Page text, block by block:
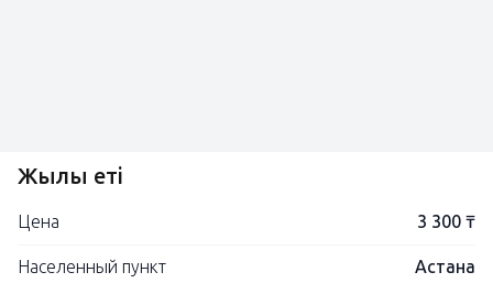
Жылқы еті
Цена 3 300 ₸
Населенный пункт Астана